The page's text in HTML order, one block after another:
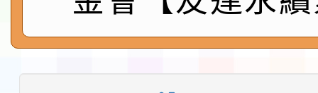
第3次招考代課鐘點教
告(不再辦理後續甄選)
檢送「桃園市115學年